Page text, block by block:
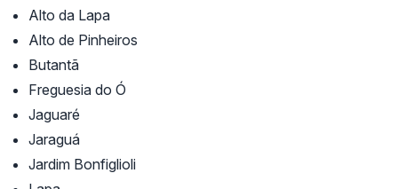
Alto da Lapa
Alto de Pinheiros
Butantã
Freguesia do Ó
Jaguaré
Jaraguá
Jardim Bonfiglioli